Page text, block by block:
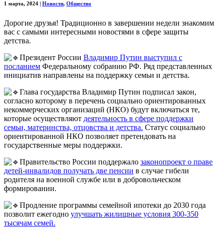
1 марта, 2024 Новости, Общество
Дорогие друзья! Традиционно в завершении недели знакомим
вас с самыми интересными новостями в сфере защиты
детства.
Президент России Владимир Путин выступил с
посланием Федеральному собранию РФ. Ряд представленных
инициатив направлены на поддержку семьи и детства.
Глава государства Владимир Путин подписал закон,
согласно которому в перечень социально ориентированных
некоммерческих организаций (НКО) будут включаться те,
которые осуществляют деятельность в сфере поддержки
семьи, материнства, отцовства и детства. Статус социально
ориентированной НКО позволяет претендовать на
государственные меры поддержки.
Правительство России поддержало законопроект о праве
детей-инвалидов получать две пенсии в случае гибели
родителя на военной службе или в добровольческом
формировании.
Продление программы семейной ипотеки до 2030 года
позволит ежегодно улучшать жилищные условия 300-350
тысячам семей.